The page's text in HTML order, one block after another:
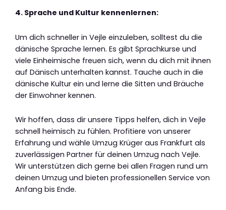
4. Sprache und Kultur kennenlernen:
Um dich schneller in Vejle einzuleben, solltest du die
dänische Sprache lernen. Es gibt Sprachkurse und
viele Einheimische freuen sich, wenn du dich mit ihnen
auf Dänisch unterhalten kannst. Tauche auch in die
dänische Kultur ein und lerne die Sitten und Bräuche
der Einwohner kennen.
Wir hoffen, dass dir unsere Tipps helfen, dich in Vejle
schnell heimisch zu fühlen. Profitiere von unserer
Erfahrung und wähle Umzug Krüger aus Frankfurt als
zuverlässigen Partner für deinen Umzug nach Vejle.
Wir unterstützen dich gerne bei allen Fragen rund um
deinen Umzug und bieten professionellen Service von
Anfang bis Ende.